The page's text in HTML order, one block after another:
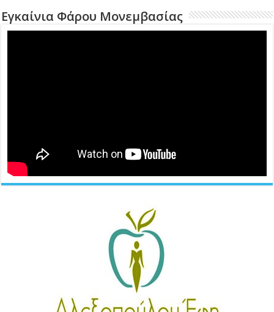
Εγκαίνια Φάρου Μονεμβασίας